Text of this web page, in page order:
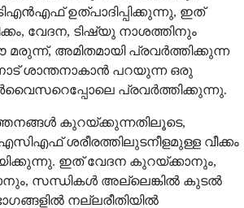
ഉത്പാദിപ്പിക്കുന്നു, ഇത്
വേദന, ടിഷ്യു നാശത്തിനും
അമിതമായി പ്രവർത്തിക്കുന്ന
ശാന്തനാകാൻ പറയുന്ന ഒരു
പ്രവർത്തിക്കുന്നു.
കുറയ്ക്കുന്നതിലൂടെ,
ശരീരത്തിലുടനീളമുള്ള വീക്കം
ഇത് വേദന കുറയ്ക്കാനും,
സന്ധികൾ അല്ലെങ്കിൽ കുടൽ
നല്ലരീതിയിൽ